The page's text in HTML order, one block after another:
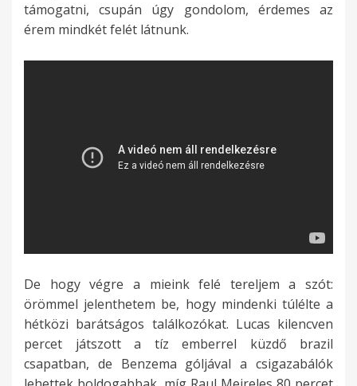
támogatni, csupán úgy gondolom, érdemes az
érem mindkét felét látnunk.
De hogy végre a mieink felé tereljem a szót:
örömmel jelenthetem be, hogy mindenki túlélte a
hétközi barátságos találkozókat. Lucas kilencven
percet játszott a tíz emberrel küzdő brazil
csapatban, de Benzema góljával a csigazabálók